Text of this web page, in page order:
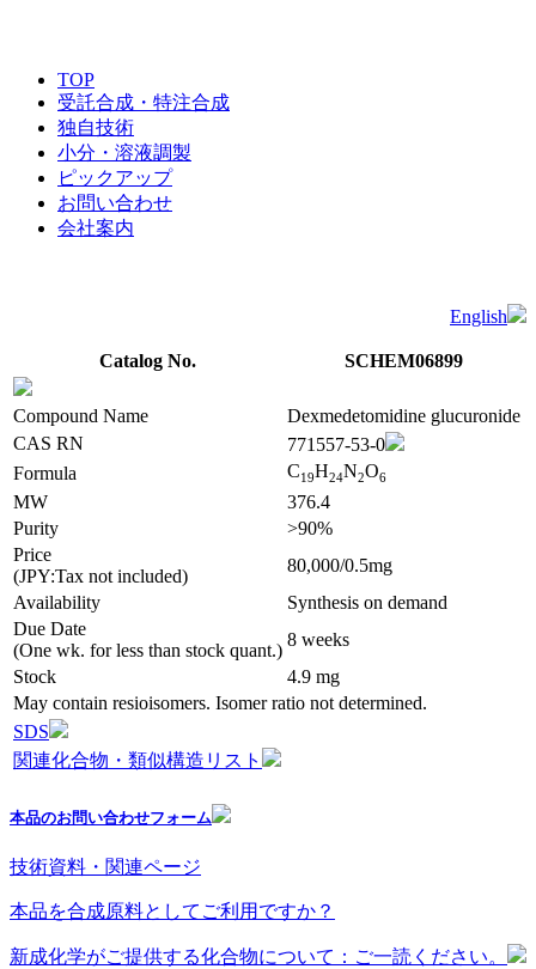
TOP
受託合成・特注合成
独自技術
小分・溶液調製
ピックアップ
お問い合わせ
会社案内
English
Catalog No. SCHEM06899
Compound Name
Dexmedetomidine glucuronide
CAS RN
771557-53-0
Formula
C19H24N2O6
MW
376.4
Purity
>90%
Price
(JPY:Tax not included)
80,000/0.5mg
Availability
Synthesis on demand
Due Date
(One wk. for less than stock quant.)
8 weeks
Stock
4.9 mg
May contain resioisomers. Isomer ratio not determined.
SDS
関連化合物・類似構造リスト
本品のお問い合わせフォーム
技術資料・関連ページ
本品を合成原料としてご利用ですか？
新成化学がご提供する化合物について：ご一読ください。